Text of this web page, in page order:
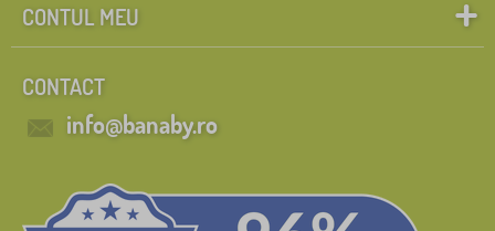
CONTUL MEU
CONTACT
info@banaby.ro